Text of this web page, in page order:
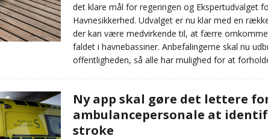
[ 9. august 2026 ]
Målrettet indsats reducerede 112-opkald fra hyppige
99 pct.
PRÆHOSPITAL
det klare mål for regeringen og Ekspertudvalget
Havnesikkerhed. Udvalget er nu klar med en
der kan være medvirkende til, at færre
faldet i havnebassiner. Anbefalingerne skal nu
offentligheden, så alle har mulighed for at
Ny app skal gøre det lettere
ambulancepersonale at
stroke